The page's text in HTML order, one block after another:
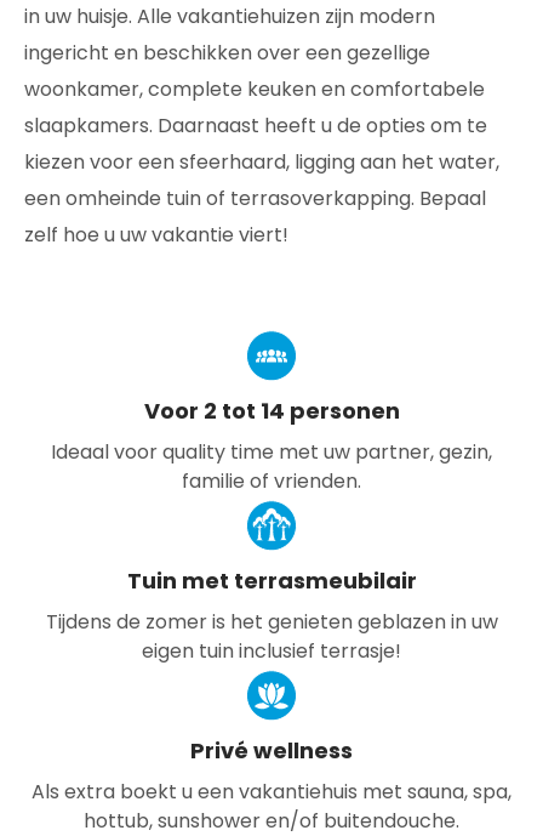
in uw huisje. Alle vakantiehuizen zijn modern
ingericht en beschikken over een gezellige
woonkamer, complete keuken en comfortabele
slaapkamers. Daarnaast heeft u de opties om te
kiezen voor een sfeerhaard, ligging aan het water,
een omheinde tuin of terrasoverkapping. Bepaal
zelf hoe u uw vakantie viert!
Voor 2 tot 14 personen
Ideaal voor quality time met uw partner, gezin,
familie of vrienden.
Tuin met terrasmeubilair
Tijdens de zomer is het genieten geblazen in uw
eigen tuin inclusief terrasje!
Privé wellness
Als extra boekt u een vakantiehuis met sauna, spa,
hottub, sunshower en/of buitendouche.